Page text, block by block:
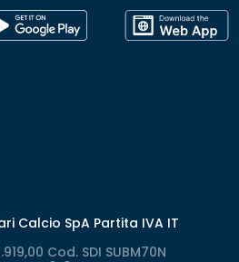
Calcio SpA Partita IVA IT
Cod. SDI SUBM70N